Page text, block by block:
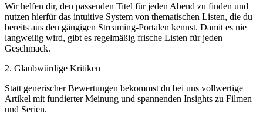
Wir helfen dir, den passenden Titel für jeden Abend zu finden und
nutzen hierfür das intuitive System von thematischen Listen, die du
bereits aus den gängigen Streaming-Portalen kennst. Damit es nie
langweilig wird, gibt es regelmäßig frische Listen für jeden
Geschmack.
2. Glaubwürdige Kritiken
Statt generischer Bewertungen bekommst du bei uns vollwertige
Artikel mit fundierter Meinung und spannenden Insights zu Filmen
und Serien.